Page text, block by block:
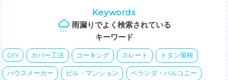
雨漏りでよく検索されている
キーワード
Keywords
DIY カバー工法 コーキング スレート トタン屋根
ハウスメーカー ビル・マンション ベランダ・バルコニー